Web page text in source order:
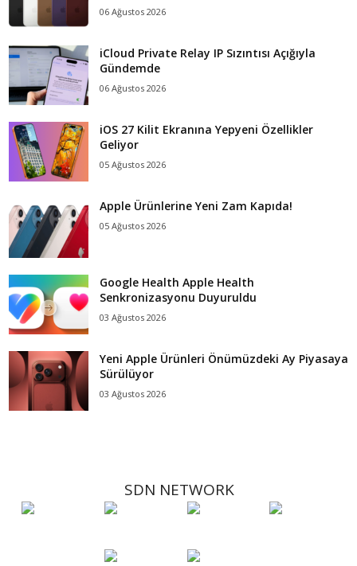
06 Ağustos 2026
iCloud Private Relay IP Sızıntısı Açığıyla
Gündemde
06 Ağustos 2026
iOS 27 Kilit Ekranına Yepyeni Özellikler
Geliyor
05 Ağustos 2026
Apple Ürünlerine Yeni Zam Kapıda!
05 Ağustos 2026
Google Health Apple Health
Senkronizasyonu Duyuruldu
03 Ağustos 2026
Yeni Apple Ürünleri Önümüzdeki Ay Piyasaya
Sürülüyor
03 Ağustos 2026
SDN NETWORK